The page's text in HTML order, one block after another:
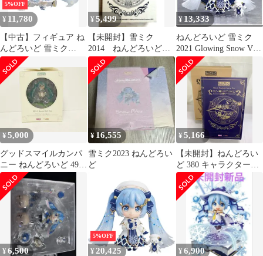
5%OFF
¥ 11,780
【中古】フィギュア ね
んどろいど 雪ミク
Snow Princess Ver. 「キ
ャラクターボーカルシ
リーズ01 初音ミク」 ワ
ンダーフェスティバル
2019冬＆GOODSMILE
ONLINE SHOP＆イベ
ント限定
¥5,499
【未開封】雪ミク
2014 ねんどろいど
Magical Snow Ver.
¥13,333
ねんどろいど 雪ミク
2021 Glowing Snow Ver.
初音ミク
¥5,000
グッドスマイルカンパ
ニー ねんどろいど 493
雪ミク Snow Bell Ver.
フィギュア 中古 [MK-
7138]
¥16,555
雪ミク2023 ねんどろい
ど
¥5,166
【未開封】ねんどろい
ど 380 キャラクター・
ボーカルシリーズ01 雪
ミク Magical Snow
ver． WF’14冬限定
2014
¥6,500
5%OFF
¥ 20,425 ¥6,900